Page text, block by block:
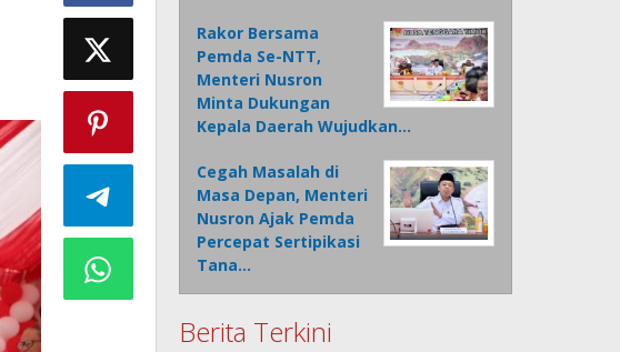
Rakor Bersama
Pemda Se-NTT,
Menteri Nusron
Minta Dukungan
Kepala Daerah Wujudkan…
Cegah Masalah di
Masa Depan, Menteri
Nusron Ajak Pemda
Percepat Sertipikasi
Tana…
Berita Terkini